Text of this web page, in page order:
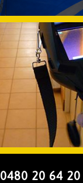
0480 20 64 20